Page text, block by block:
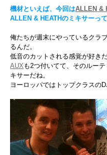
機材といえば、今回はALLEN &
ALLEN & HEATHのミキサーっ
俺たちが週末にやっているクラ
るんだ。
低音のカットされる感覚が好き
AUX も2つ付いてて、そのルー
キサーだね。
ヨーロッパではトップクラスの